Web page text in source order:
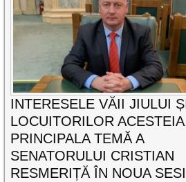
INTERESELE VĂII JIULUI
LOCUITORILOR
PRINCIPALA TEMĂ A
SENATORULUI CRISTIAN
RESMERIȚĂ ÎN NOUA